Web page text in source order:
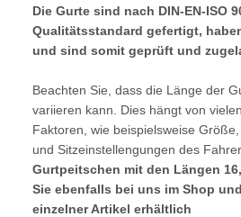
Die Gurte sind nach DIN-EN-ISO
Qualitätsstandard gefertigt,
und sind somit geprüft und
Beachten Sie, dass die Länge der
variieren kann. Dies hängt von
Faktoren, wie beispielsweise
und Sitzeinstellengungen des
Gurtpeitschen mit den Längen
Sie ebenfalls bei uns im Shop
einzelner Artikel erhältlich